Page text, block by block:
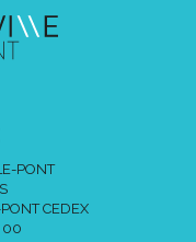
PONT
CEDEX
00